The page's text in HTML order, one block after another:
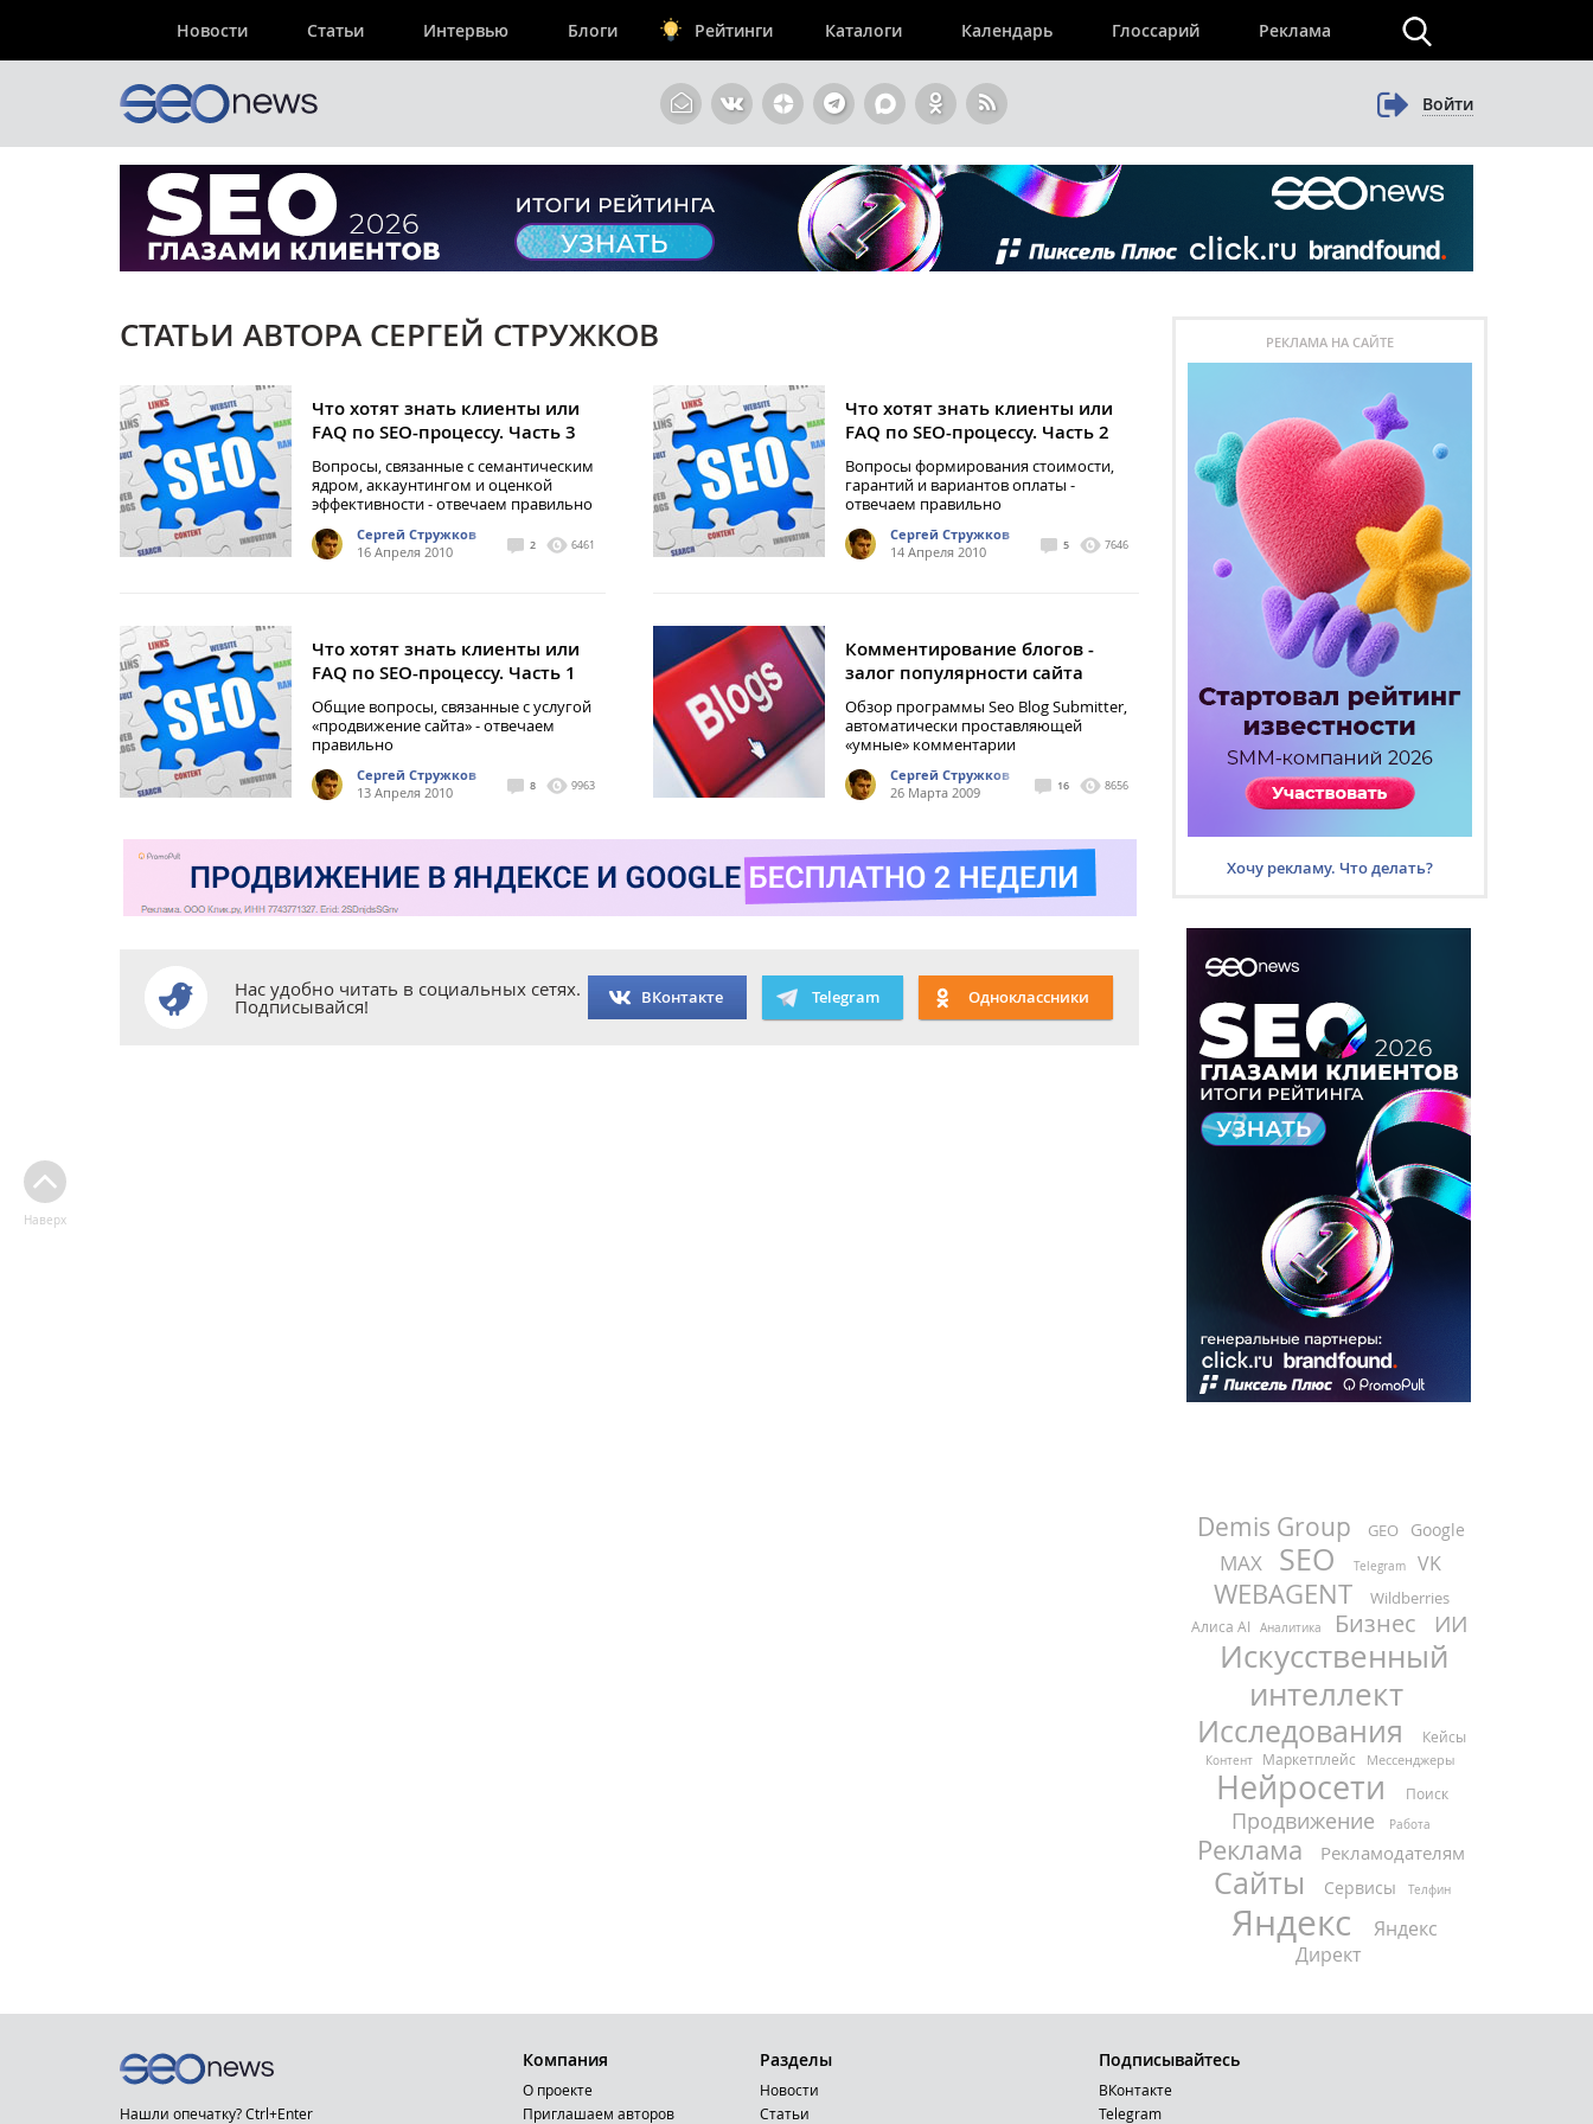
Новости Статьи Интервью Блоги Рейтинги Каталоги Календарь Глоссарий Реклама
Войти
СТАТЬИ АВТОРА СЕРГЕЙ СТРУЖКОВ
Что хотят знать клиенты или
FAQ по SEO-процессу. Часть 3
Вопросы, связанные с семантическим
ядром, аккаунтингом и оценкой
эффективности - отвечаем правильно
Сергей Стружков
16 Апреля 2010
2 6461
Что хотят знать клиенты или
FAQ по SEO-процессу. Часть 2
Вопросы формирования стоимости,
гарантий и вариантов оплаты -
отвечаем правильно
Сергей Стружков
14 Апреля 2010
5 7646
Что хотят знать клиенты или
FAQ по SEO-процессу. Часть 1
Общие вопросы, связанные с услугой
«продвижение сайта» - отвечаем
правильно
Сергей Стружков
13 Апреля 2010
8 9963
Комментирование блогов -
залог популярности сайта
Обзор программы Seo Blog Submitter,
автоматически проставляющей
«умные» комментарии
Сергей Стружков
26 Марта 2009
16 8656
Нас удобно читать в социальных сетях.
Подписывайся! ВКонтакте Telegram Одноклассники
Наверх
РЕКЛАМА НА САЙТЕ
Хочу рекламу. Что делать?
Demis Group GEO Google
MAX SEO Telegram VK
WEBAGENT Wildberries
Алиса AI Аналитика Бизнес ИИ
Искусственный
интеллект
Исследования Кейсы
Контент Маркетплейс Мессенджеры
Нейросети Поиск
Продвижение Работа
Реклама Рекламодателям
Сайты Сервисы Телфин
Яндекс
Яндекс
Директ
Нашли опечатку? Ctrl+Enter
Компания
О проекте
Приглашаем авторов
Разделы
Новости
Статьи
Подписывайтесь
ВКонтакте
Telegram